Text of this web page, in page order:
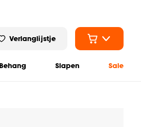
Verlanglijstje
Behang Slapen Sale